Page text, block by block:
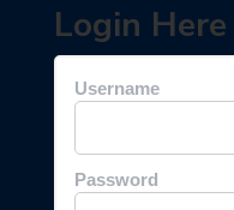
Login Here
Username
Password